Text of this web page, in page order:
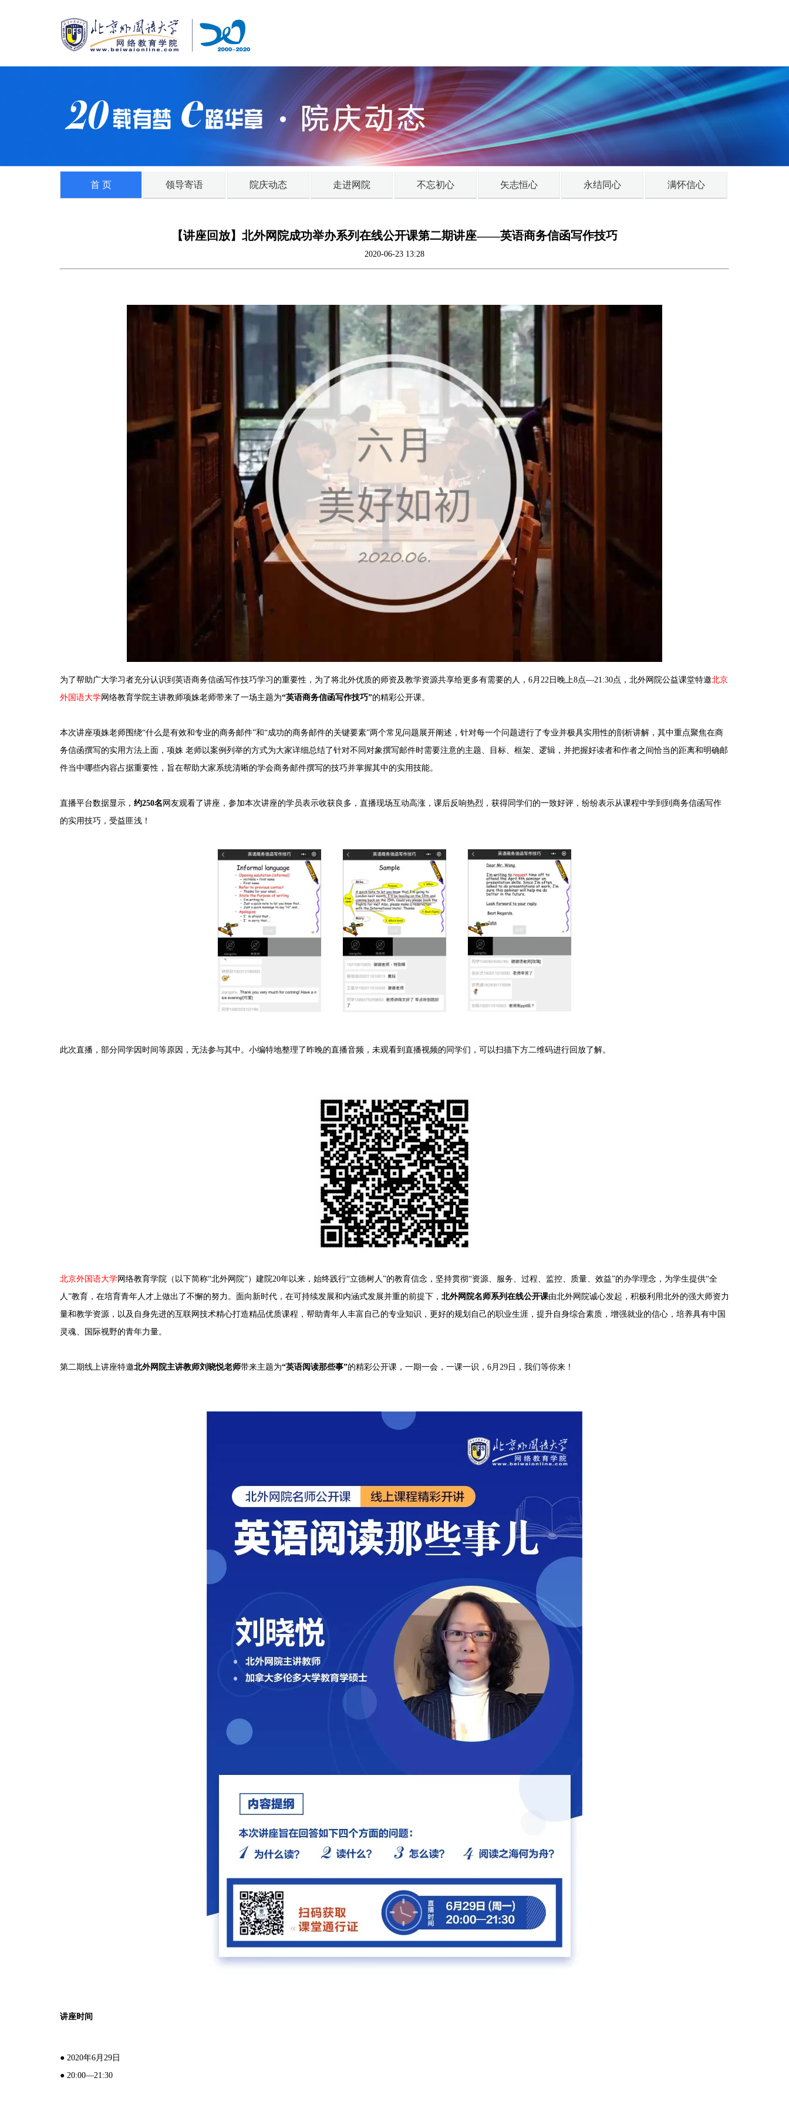
首 页 领导寄语 院庆动态 走进网院 不忘初心 矢志恒心 永结同心 满怀信心
【讲座回放】北外网院成功举办系列在线公开课第二期讲座——英语商务信函写作技巧
2020-06-23 13:28
为了帮助广大学习者充分认识到英语商务信函写作技巧学习的重要性，为了将北外优质的师资及教学资源共享给更多有需要的人，6月22日晚上8点—21:30点，北外网院公益课堂特邀北京
外国语大学网络教育学院主讲教师项姝老师带来了一场主题为“英语商务信函写作技巧”的精彩公开课。
本次讲座项姝老师围绕“什么是有效和专业的商务邮件”和“成功的商务邮件的关键要素”两个常见问题展开阐述，针对每一个问题进行了专业并极具实用性的剖析讲解，其中重点聚焦在商
务信函撰写的实用方法上面，项姝 老师以案例列举的方式为大家详细总结了针对不同对象撰写邮件时需要注意的主题、目标、框架、逻辑，并把握好读者和作者之间恰当的距离和明确邮
件当中哪些内容占据重要性，旨在帮助大家系统清晰的学会商务邮件撰写的技巧并掌握其中的实用技能。
直播平台数据显示， 约250名 网友观看了讲座，参加本次讲座的学员表示收获良多，直播现场互动高涨，课后反响热烈，获得同学们的一致好评，纷纷表示从课程中学到到商务信函写作
的实用技巧，受益匪浅！
此次直播，部分同学因时间等原因，无法参与其中。小编特地整理了昨晚的直播音频，未观看到直播视频的同学们，可以扫描下方二维码进行回放了解。
北京外国语大学网络教育学院（以下简称“北外网院”）建院20年以来，始终践行“立德树人”的教育信念，坚持贯彻“资源、服务、过程、监控、质量、效益”的办学理念，为学生提供“全
人”教育，在培育青年人才上做出了不懈的努力。面向新时代，在可持续发展和内涵式发展并重的前提下， 北外网院名师系列在线公开课由北外网院诚心发起，积极利用北外的强大师资力
量和教学资源，以及自身先进的互联网技术精心打造精品优质课程，帮助青年人丰富自己的专业知识，更好的规划自己的职业生涯，提升自身综合素质，增强就业的信心，培养具有中国
灵魂、国际视野的青年力量。
第二期线上讲座特邀北外网院主讲教师刘晓悦老师带来主题为“英语阅读那些事”的精彩公开课，一期一会，一课一识，6月29日，我们等你来！
讲座时间
● 2020年6月29日
● 20:00—21:30